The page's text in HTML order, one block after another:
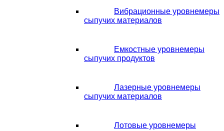
Вибрационные уровнемеры
сыпучих материалов
Емкостные уровнемеры
сыпучих продуктов
Лазерные уровнемеры
сыпучих материалов
Лотовые уровнемеры